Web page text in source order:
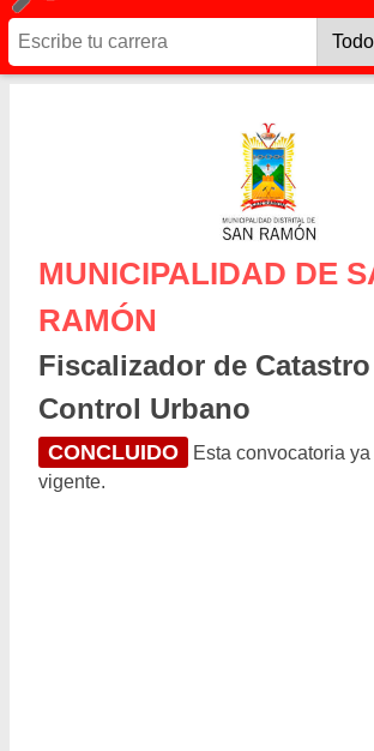
MUNICIPALIDAD DE
RAMÓN
Fiscalizador de
Control Urbano
CONCLUIDO
Esta convocatoria
vigente.